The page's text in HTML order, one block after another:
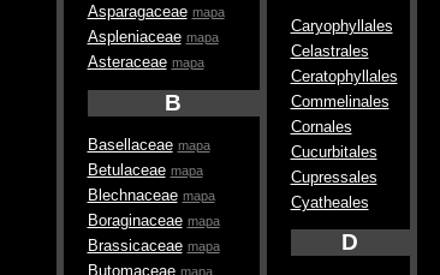
Asparagaceae mapa
Aspleniaceae mapa
Asteraceae mapa
B
Basellaceae mapa
Betulaceae mapa
Blechnaceae mapa
Boraginaceae mapa
Brassicaceae mapa
Butomaceae mapa
Caryophyllales
Celastrales
Ceratophyllales
Commelinales
Cornales
Cucurbitales
Cupressales
Cyatheales
D